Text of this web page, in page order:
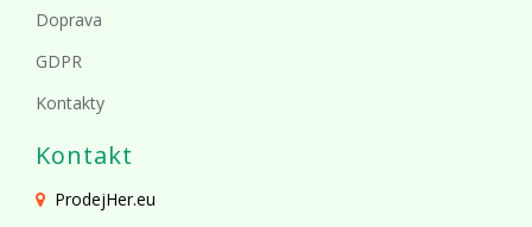
Doprava
GDPR
Kontakty
Kontakt
ProdejHer.eu